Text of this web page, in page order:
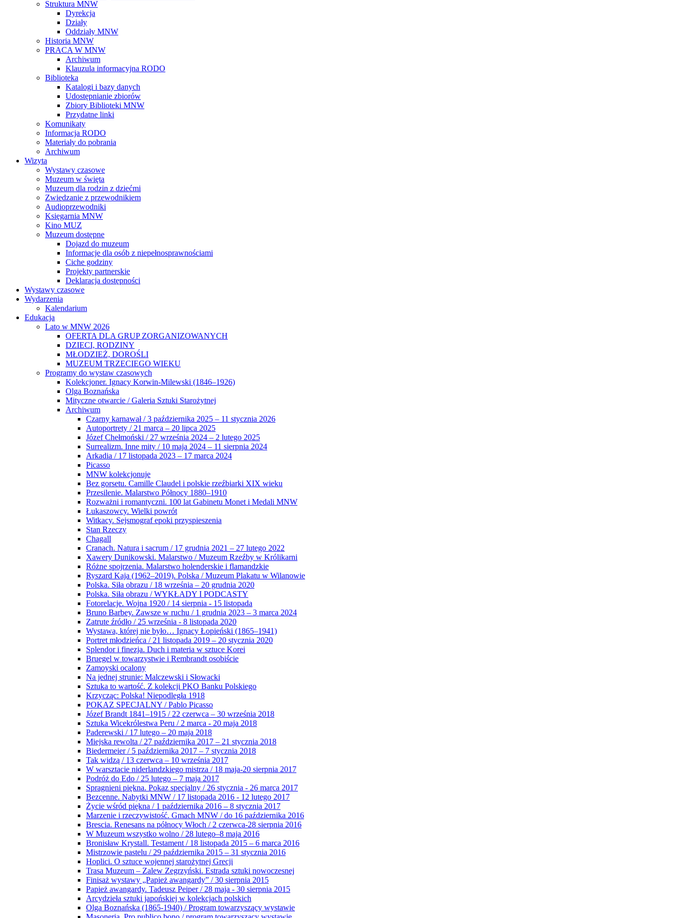
Struktura MNW
Dyrekcja
Działy
Oddziały MNW
Historia MNW
PRACA W MNW
Archiwum
Klauzula informacyjna RODO
Biblioteka
Katalogi i bazy danych
Udostępnianie zbiorów
Zbiory Biblioteki MNW
Przydatne linki
Komunikaty
Informacja RODO
Materiały do pobrania
Archiwum
Wizyta
Wystawy czasowe
Muzeum w święta
Muzeum dla rodzin z dziećmi
Zwiedzanie z przewodnikiem
Audioprzewodniki
Księgarnia MNW
Kino MUZ
Muzeum dostępne
Dojazd do muzeum
Informacje dla osób z niepełnosprawnościami
Ciche godziny
Projekty partnerskie
Deklaracja dostępności
Wystawy czasowe
Wydarzenia
Kalendarium
Edukacja
Lato w MNW 2026
OFERTA DLA GRUP ZORGANIZOWANYCH
DZIECI, RODZINY
MŁODZIEŻ, DOROŚLI
MUZEUM TRZECIEGO WIEKU
Programy do wystaw czasowych
Kolekcjoner. Ignacy Korwin-Milewski (1846–1926)
Olga Boznańska
Mityczne otwarcie / Galeria Sztuki Starożytnej
Archiwum
Czarny karnawał / 3 października 2025 – 11 stycznia 2026
Autoportrety / 21 marca – 20 lipca 2025
Józef Chełmoński / 27 września 2024 – 2 lutego 2025
Surrealizm. Inne mity / 10 maja 2024 – 11 sierpnia 2024
Arkadia / 17 listopada 2023 – 17 marca 2024
Picasso
MNW kolekcjonuje
Bez gorsetu. Camille Claudel i polskie rzeźbiarki XIX wieku
Przesilenie. Malarstwo Północy 1880–1910
Rozważni i romantyczni. 100 lat Gabinetu Monet i Medali MNW
Łukaszowcy. Wielki powrót
Witkacy. Sejsmograf epoki przyspieszenia
Stan Rzeczy
Chagall
Cranach. Natura i sacrum / 17 grudnia 2021 – 27 lutego 2022
Xawery Dunikowski. Malarstwo / Muzeum Rzeźby w Królikarni
Różne spojrzenia. Malarstwo holenderskie i flamandzkie
Ryszard Kaja (1962–2019). Polska / Muzeum Plakatu w Wilanowie
Polska. Siła obrazu / 18 września – 20 grudnia 2020
Polska. Siła obrazu / WYKŁADY I PODCASTY
Fotorelacje. Wojna 1920 / 14 sierpnia - 15 listopada
Bruno Barbey. Zawsze w ruchu / 1 grudnia 2023 – 3 marca 2024
Zatrute źródło / 25 września - 8 listopada 2020
Wystawa, której nie było… Ignacy Łopieński (1865–1941)
Portret młodzieńca / 21 listopada 2019 – 20 stycznia 2020
Splendor i finezja. Duch i materia w sztuce Korei
Bruegel w towarzystwie i Rembrandt osobiście
Zamoyski ocalony
Na jednej strunie: Malczewski i Słowacki
Sztuka to wartość. Z kolekcji PKO Banku Polskiego
Krzycząc: Polska! Niepodległa 1918
POKAZ SPECJALNY / Pablo Picasso
Józef Brandt 1841–1915 / 22 czerwca – 30 września 2018
Sztuka Wicekrólestwa Peru / 2 marca - 20 maja 2018
Paderewski / 17 lutego – 20 maja 2018
Miejska rewolta / 27 października 2017 – 21 stycznia 2018
Biedermeier / 5 października 2017 – 7 stycznia 2018
Tak widzą / 13 czerwca – 10 września 2017
W warsztacie niderlandzkiego mistrza / 18 maja-20 sierpnia 2017
Podróż do Edo / 25 lutego – 7 maja 2017
Spragnieni piękna. Pokaz specjalny / 26 stycznia - 26 marca 2017
Bezcenne. Nabytki MNW / 17 listopada 2016 - 12 lutego 2017
Życie wśród piękna / 1 października 2016 – 8 stycznia 2017
Marzenie i rzeczywistość. Gmach MNW / do 16 października 2016
Brescia. Renesans na północy Włoch / 2 czerwca-28 sierpnia 2016
W Muzeum wszystko wolno / 28 lutego–8 maja 2016
Bronisław Krystall. Testament / 18 listopada 2015 – 6 marca 2016
Mistrzowie pastelu / 29 października 2015 – 31 stycznia 2016
Hoplici. O sztuce wojennej starożytnej Grecji
Trasa Muzeum – Zalew Zegrzyński. Estrada sztuki nowoczesnej
Finisaż wystawy „Papież awangardy” / 30 sierpnia 2015
Papież awangardy. Tadeusz Peiper / 28 maja - 30 sierpnia 2015
Arcydzieła sztuki japońskiej w kolekcjach polskich
Olga Boznańska (1865-1940) / Program towarzyszący wystawie